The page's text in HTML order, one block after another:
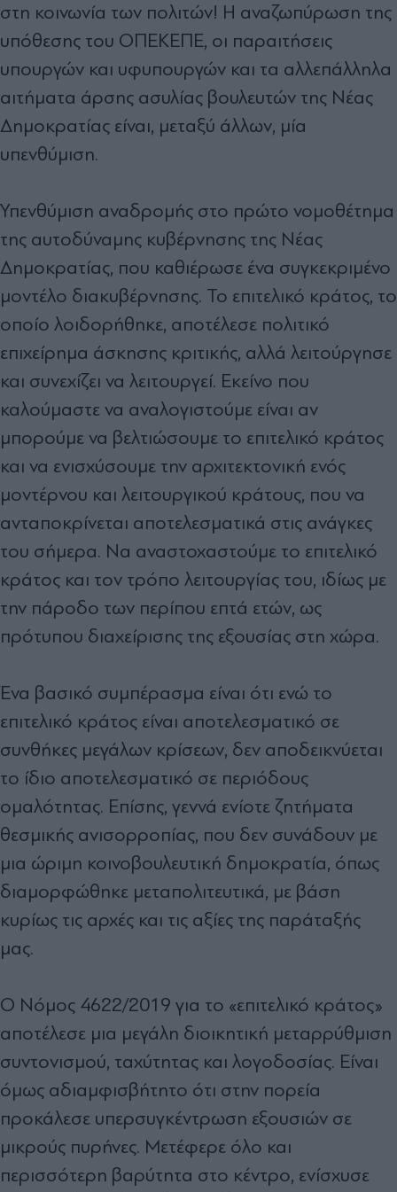
στη κοινωνία των πολιτών! Η αναζωπύρωση της
υπόθεσης του ΟΠΕΚΕΠΕ, οι παραιτήσεις
υπουργών και υφυπουργών και τα αλλεπάλληλα
αιτήματα άρσης ασυλίας βουλευτών της Νέας
Δημοκρατίας είναι, μεταξύ άλλων, μία
υπενθύμιση.
Υπενθύμιση αναδρομής στο πρώτο νομοθέτημα
της αυτοδύναμης κυβέρνησης της Νέας
Δημοκρατίας, που καθιέρωσε ένα συγκεκριμένο
μοντέλο διακυβέρνησης. Το επιτελικό κράτος, το
οποίο λοιδορήθηκε, αποτέλεσε πολιτικό
επιχείρημα άσκησης κριτικής, αλλά λειτούργησε
και συνεχίζει να λειτουργεί. Εκείνο που
καλούμαστε να αναλογιστούμε είναι αν
μπορούμε να βελτιώσουμε το επιτελικό κράτος
και να ενισχύσουμε την αρχιτεκτονική ενός
μοντέρνου και λειτουργικού κράτους, που να
ανταποκρίνεται αποτελεσματικά στις ανάγκες
του σήμερα. Να αναστοχαστούμε το επιτελικό
κράτος και τον τρόπο λειτουργίας του, ιδίως με
την πάροδο των περίπου επτά ετών, ως
πρότυπου διαχείρισης της εξουσίας στη χώρα.
Ένα βασικό συμπέρασμα είναι ότι ενώ το
επιτελικό κράτος είναι αποτελεσματικό σε
συνθήκες μεγάλων κρίσεων, δεν αποδεικνύεται
το ίδιο αποτελεσματικό σε περιόδους
ομαλότητας. Επίσης, γεννά ενίοτε ζητήματα
θεσμικής ανισορροπίας, που δεν συνάδουν με
μια ώριμη κοινοβουλευτική δημοκρατία, όπως
διαμορφώθηκε μεταπολιτευτικά, με βάση
κυρίως τις αρχές και τις αξίες της παράταξής
μας.
Ο Νόμος 4622/2019 για το «επιτελικό κράτος»
αποτέλεσε μια μεγάλη διοικητική μεταρρύθμιση
συντονισμού, ταχύτητας και λογοδοσίας. Είναι
όμως αδιαμφισβήτητο ότι στην πορεία
προκάλεσε υπερσυγκέντρωση εξουσιών σε
μικρούς πυρήνες. Μετέφερε όλο και
περισσότερη βαρύτητα στο κέντρο, ενίσχυσε